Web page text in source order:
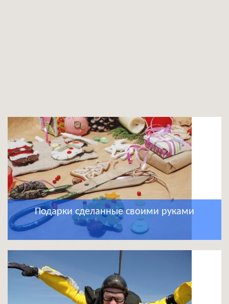
Подарки сделанные своими руками